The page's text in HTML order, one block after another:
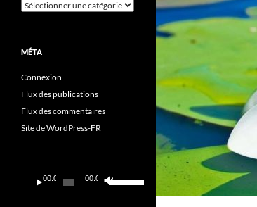
Catégories
MÉTA
Connexion
Flux des publications
Flux des commentaires
Site de WordPress-FR
Lecteur
audio
00:00 00:00 Utilisez
les